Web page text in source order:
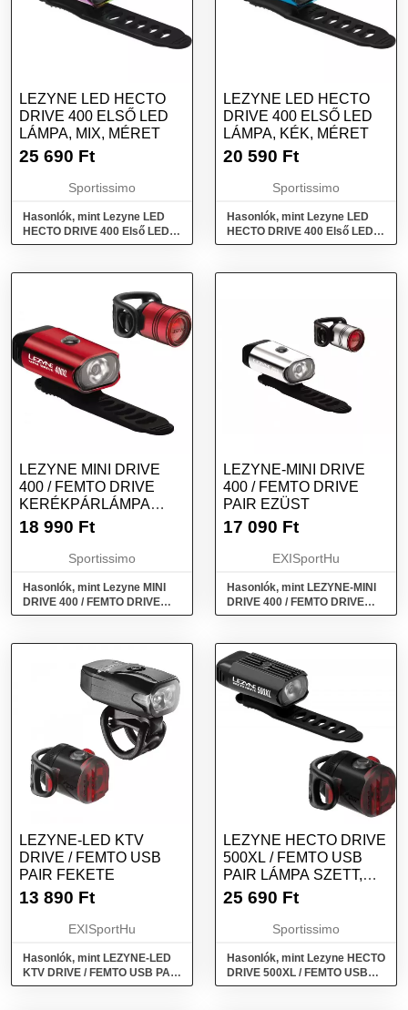
LEZYNE LED HECTO
DRIVE 400 ELSŐ LED
LÁMPA, MIX, MÉRET
25 690 Ft
Sportissimo
Hasonlók, mint Lezyne LED
HECTO DRIVE 400 Első LED
lámpa, mix, méret
LEZYNE LED HECTO
DRIVE 400 ELSŐ LED
LÁMPA, KÉK, MÉRET
20 590 Ft
Sportissimo
Hasonlók, mint Lezyne LED
HECTO DRIVE 400 Első LED
lámpa, kék, méret
LEZYNE MINI DRIVE
400 / FEMTO DRIVE
KERÉKPÁRLÁMPA
SZETT, PIROS, MÉRET
18 990 Ft
Sportissimo
Hasonlók, mint Lezyne MINI
DRIVE 400 / FEMTO DRIVE
Kerékpárlámpa szett, piros,
LEZYNE-MINI DRIVE
400 / FEMTO DRIVE
PAIR EZÜST
17 090 Ft
EXISportHu
Hasonlók, mint LEZYNE-MINI
DRIVE 400 / FEMTO DRIVE
PAIR Ezüst
LEZYNE-LED KTV
DRIVE / FEMTO USB
PAIR FEKETE
13 890 Ft
EXISportHu
Hasonlók, mint LEZYNE-LED
KTV DRIVE / FEMTO USB PAIR
Fekete
LEZYNE HECTO DRIVE
500XL / FEMTO USB
PAIR LÁMPA SZETT,
FEKETE, MÉRET
25 690 Ft
Sportissimo
Hasonlók, mint Lezyne HECTO
DRIVE 500XL / FEMTO USB
PAIR Lámpa szett, fekete,